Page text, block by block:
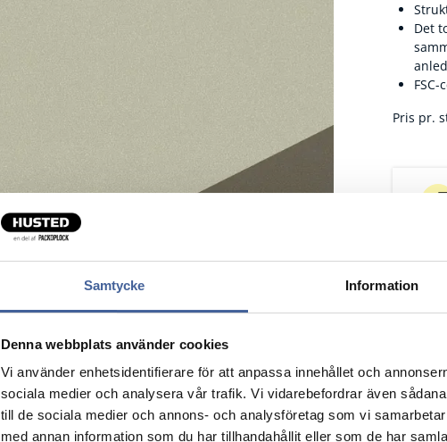
Samtycke Information
Denna webbplats använder cookies
Vi använder enhetsidentifierare för att anpassa innehållet och
sociala medier och analysera vår trafik. Vi vidarebefordrar även
till de sociala medier och annons- och analysföretag som vi
med annan information som du har tillhandahållit eller som de har
Det
Pris pr.